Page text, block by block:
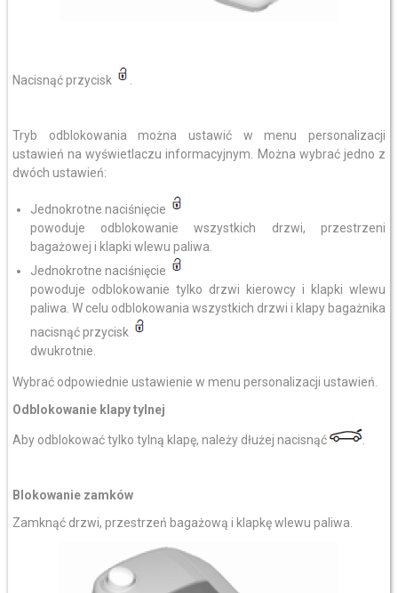
Nacisnąć przycisk
Tryb odblokowania można ustawić w menu personalizacji
ustawień na wyświetlaczu informacyjnym. Można wybrać jedno z
dwóch ustawień:
Jednokrotne naciśnięcie
powoduje odblokowanie wszystkich drzwi, przestrzeni
bagażowej i klapki wlewu paliwa.
Jednokrotne naciśnięcie
powoduje odblokowanie tylko drzwi kierowcy i klapki wlewu
paliwa. W celu odblokowania wszystkich drzwi i klapy bagażnika
nacisnąć przycisk
dwukrotnie.
Wybrać odpowiednie ustawienie w menu personalizacji ustawień.
Odblokowanie klapy tylnej
Aby odblokować tylko tylną klapę, należy dłużej nacisnąć .
Blokowanie zamków
Zamknąć drzwi, przestrzeń bagażową i klapkę wlewu paliwa.